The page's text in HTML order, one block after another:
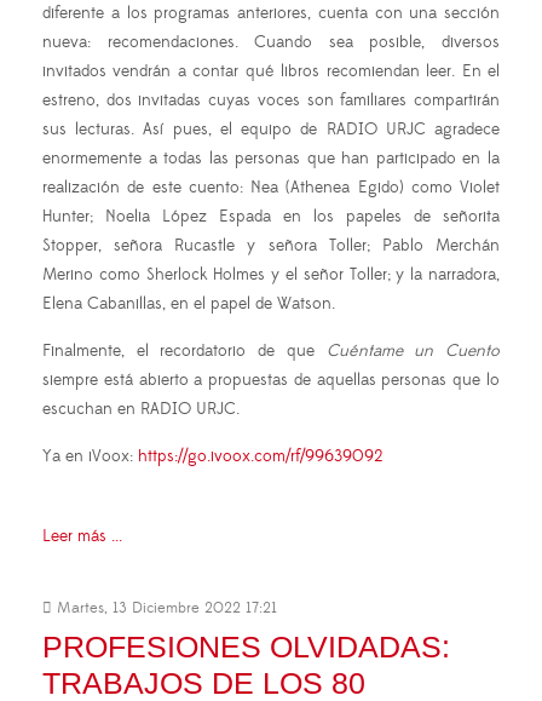
diferente a los programas anteriores, cuenta con una sección
nueva: recomendaciones. Cuando sea posible, diversos
invitados vendrán a contar qué libros recomiendan leer. En el
estreno, dos invitadas cuyas voces son familiares compartirán
sus lecturas. Así pues, el equipo de RADIO URJC agradece
enormemente a todas las personas que han participado en la
realización de este cuento: Nea (Athenea Egido) como Violet
Hunter; Noelia López Espada en los papeles de señorita
Stopper, señora Rucastle y señora Toller; Pablo Merchán
Merino como Sherlock Holmes y el señor Toller; y la narradora,
Elena Cabanillas, en el papel de Watson.
Finalmente, el recordatorio de que Cuéntame un Cuento
siempre está abierto a propuestas de aquellas personas que lo
escuchan en RADIO URJC.
Ya en iVoox: https://go.ivoox.com/rf/99639092
Leer más ...
Martes, 13 Diciembre 2022 17:21
PROFESIONES OLVIDADAS:
TRABAJOS DE LOS 80